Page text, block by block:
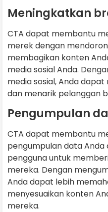
Meningkatkan
CTA dapat membantu
merek dengan
membagikan konten
media sosial Anda.
media sosial, Anda
dan menarik pelanggan
Pengumpulan
CTA dapat membantu
pengumpulan data
pengguna untuk
mereka. Dengan
Anda dapat lebih
menyesuaikan konten
mereka.